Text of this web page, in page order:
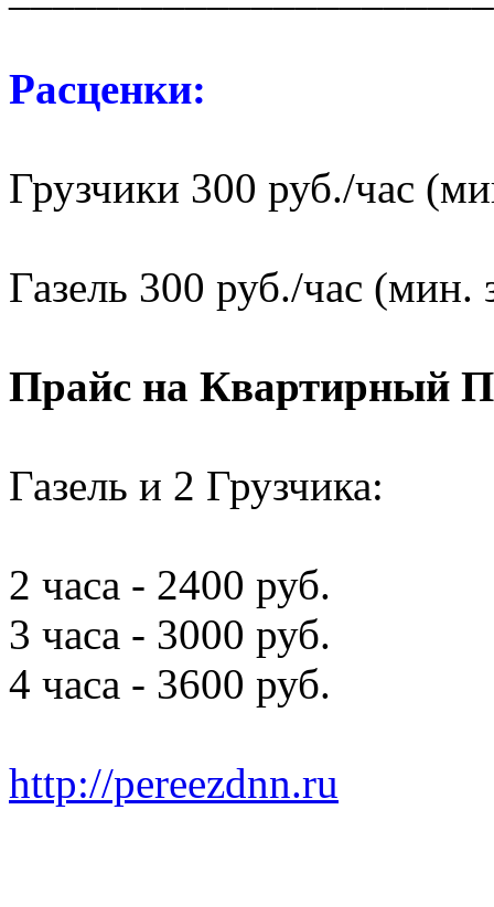
Расценки:
Грузчики 300 руб./час
Газель 300 руб./час (мин.
Прайс на Квартирный
Газель и 2 Грузчика:
2 часа - 2400 руб.
3 часа - 3000 руб.
4 часа - 3600 руб.
http://pereezdnn.ru